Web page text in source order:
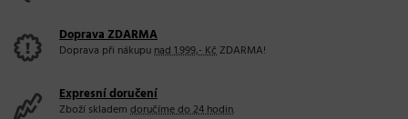
Doprava ZDARMA
Doprava při nákupunad 1.999,- KčZDARMA!
Expresní doručení
Zboží skladem doručíme do 24 hodin.